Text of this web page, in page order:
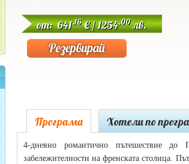
от: 641.16€ / 1254.00лв.
Програма Хотели по
4-дневно романтично пътешествие до
забележителности на френската столица.